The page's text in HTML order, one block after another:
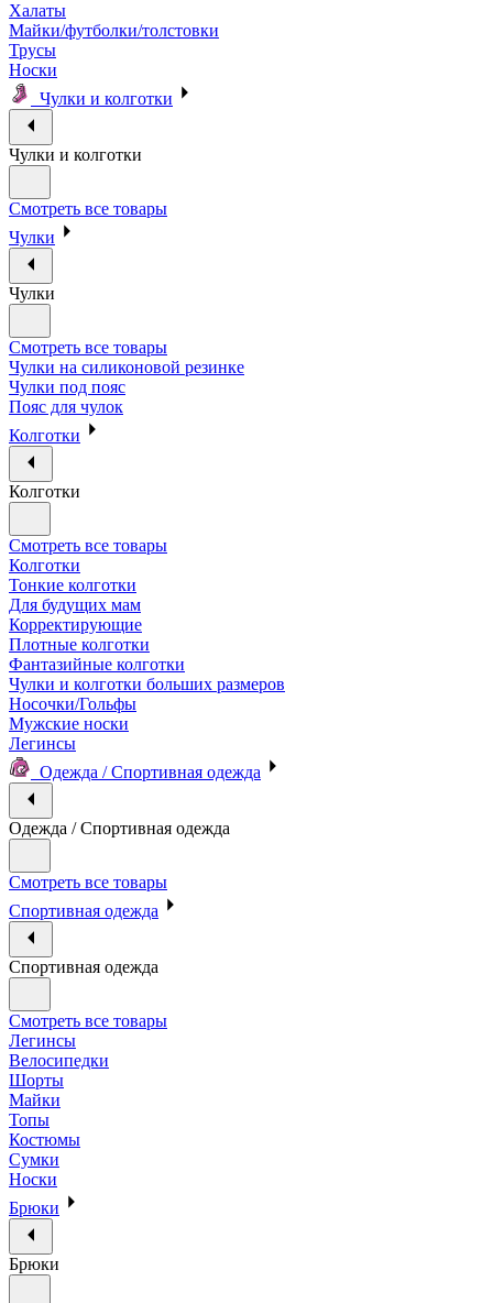
Халаты
Майки/футболки/толстовки
Трусы
Носки
Чулки и колготки
Чулки и колготки
Смотреть все товары
Чулки
Чулки
Смотреть все товары
Чулки на силиконовой резинке
Чулки под пояс
Пояс для чулок
Колготки
Колготки
Смотреть все товары
Колготки
Тонкие колготки
Для будущих мам
Корректирующие
Плотные колготки
Фантазийные колготки
Чулки и колготки больших размеров
Носочки/Гольфы
Мужские носки
Легинсы
Одежда / Спортивная одежда
Одежда / Спортивная одежда
Смотреть все товары
Спортивная одежда
Спортивная одежда
Смотреть все товары
Легинсы
Велосипедки
Шорты
Майки
Топы
Костюмы
Сумки
Носки
Брюки
Брюки